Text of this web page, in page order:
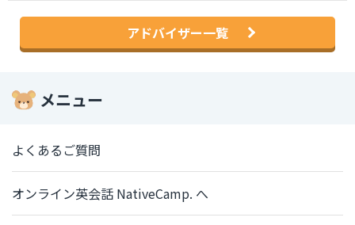
アドバイザー一覧
メニュー
よくあるご質問
オンライン英会話 NativeCamp. へ